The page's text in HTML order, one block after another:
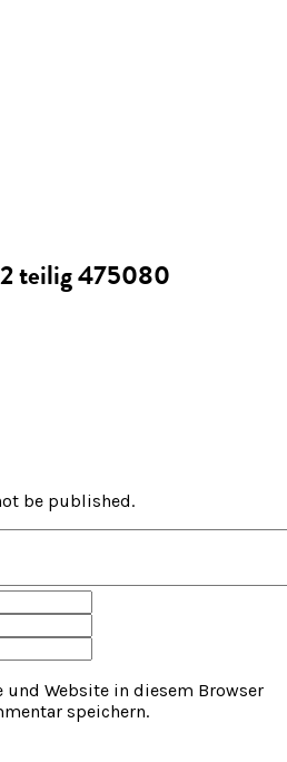
teilig 475080
be published.
und Website in diesem Browser
speichern.